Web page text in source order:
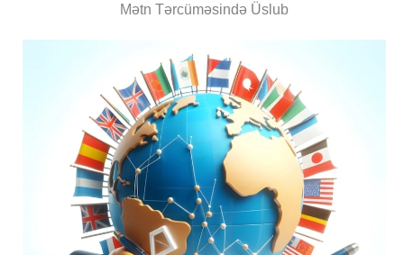
Mətn Tərcüməsində Üslub